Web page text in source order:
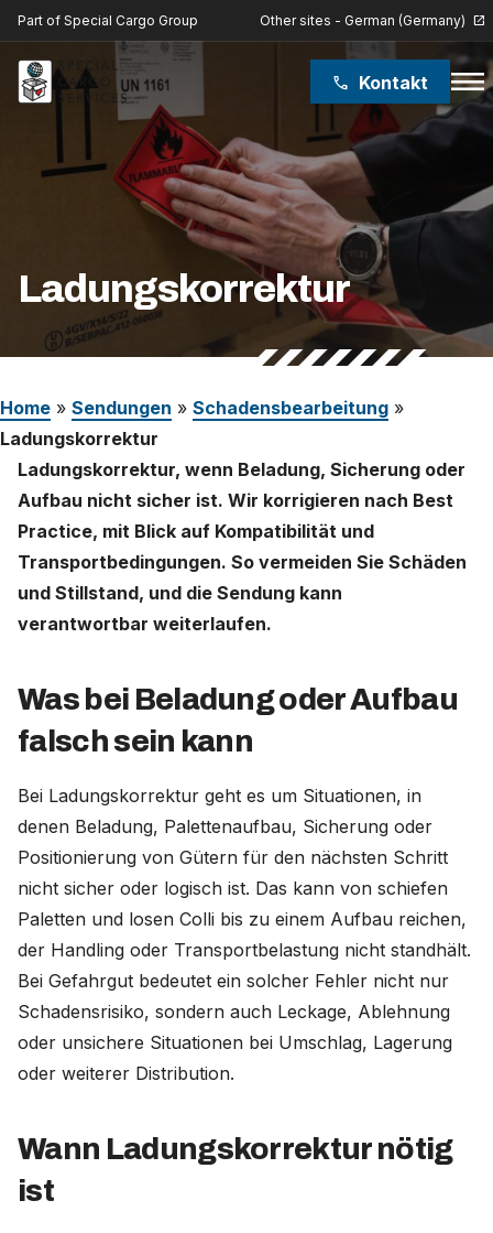
Part of Special Cargo Group Other sites - German (Germany) open_in_new
phone Kontakt menu
Ladungskorrektur
Home » Sendungen » Schadensbearbeitung »
Ladungskorrektur
Ladungskorrektur, wenn Beladung, Sicherung oder
Aufbau nicht sicher ist. Wir korrigieren nach Best
Practice, mit Blick auf Kompatibilität und
Transportbedingungen. So vermeiden Sie Schäden
und Stillstand, und die Sendung kann
verantwortbar weiterlaufen.
Was bei Beladung oder Aufbau
falsch sein kann
Bei Ladungskorrektur geht es um Situationen, in
denen Beladung, Palettenaufbau, Sicherung oder
Positionierung von Gütern für den nächsten Schritt
nicht sicher oder logisch ist. Das kann von schiefen
Paletten und losen Colli bis zu einem Aufbau reichen,
der Handling oder Transportbelastung nicht standhält.
Bei Gefahrgut bedeutet ein solcher Fehler nicht nur
Schadensrisiko, sondern auch Leckage, Ablehnung
oder unsichere Situationen bei Umschlag, Lagerung
oder weiterer Distribution.
Wann Ladungskorrektur nötig
ist
Special Cargo Group
Special Cargo College
Leistungen
Über uns
Karriere
Deutschland (Deutsch)
Nederland (Nederlands)
United States (English)